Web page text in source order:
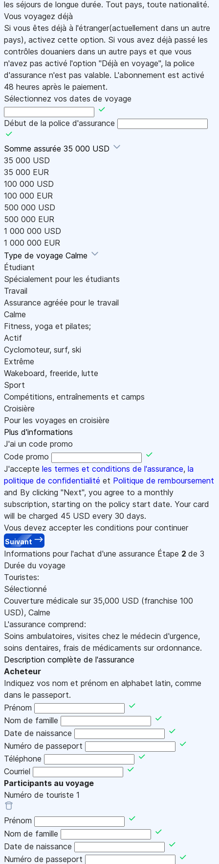
les séjours de longue durée. Tout pays, toute nationalité.
Vous voyagez déjà
Si vous êtes déjà à l'étranger(actuellement dans un autre
pays), activez cette option. Si vous avez déjà passé les
contrôles douaniers dans un autre pays et que vous
n'avez pas activé l'option "Déjà en voyage", la police
d'assurance n'est pas valable. L'abonnement est activé
48 heures après le paiement.
Sélectionnez vos dates de voyage
Début de la police d'assurance
Somme assurée 35 000 USD
35 000 USD
35 000 EUR
100 000 USD
100 000 EUR
500 000 USD
500 000 EUR
1 000 000 USD
1 000 000 EUR
Type de voyage Calme
Étudiant
Spécialement pour les étudiants
Travail
Assurance agréée pour le travail
Calme
Fitness, yoga et pilates;
Actif
Cyclomoteur, surf, ski
Extrême
Wakeboard, freeride, lutte
Sport
Compétitions, entraînements et camps
Croisière
Pour les voyages en croisière
Plus d'informations
J'ai un code promo
Code promo
J'accepte les termes et conditions de l'assurance, la
politique de confidentialité et Politique de remboursement
and By clicking "Next", you agree to a monthly
subscription, starting on the policy start date. Your card
will be charged 45 USD every 30 days.
Vous devez accepter les conditions pour continuer
Suivant
Informations pour l'achat d'une assurance Étape 2 de 3
Durée du voyage
Touristes:
Sélectionné
Couverture médicale sur 35,000 USD (franchise 100
USD), Calme
L'assurance comprend:
Soins ambulatoires, visites chez le médecin d'urgence,
soins dentaires, frais de médicaments sur ordonnance.
Description complète de l'assurance
Acheteur
Indiquez vos nom et prénom en alphabet latin, comme
dans le passeport.
Prénom
Nom de famille
Date de naissance
Numéro de passeport
Téléphone
Courriel
Participants au voyage
Numéro de touriste 1
Prénom
Nom de famille
Date de naissance
Numéro de passeport